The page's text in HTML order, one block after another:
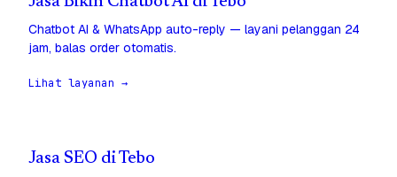
Chatbot AI & WhatsApp auto-reply — layani pelanggan 24
jam, balas order otomatis.
Lihat layanan →
Jasa SEO di Tebo